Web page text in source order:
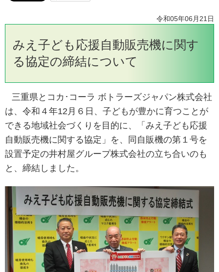
令和05年06月21日
みえ子ども応援自動販売機に関す
る協定の締結について
三重県とコカ･コーラ ボトラーズジャパン株式会社
は、令和４年12月６日、子どもが豊かに育つことが
できる地域社会づくりを目的に、「みえ子ども応援
自動販売機に関する協定」を、同自販機の第１号を
設置予定の井村屋グループ株式会社の立ち合いのも
と、締結しました。